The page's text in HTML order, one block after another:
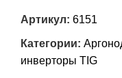
Артикул: 6151
Категории:
инверторы TIG